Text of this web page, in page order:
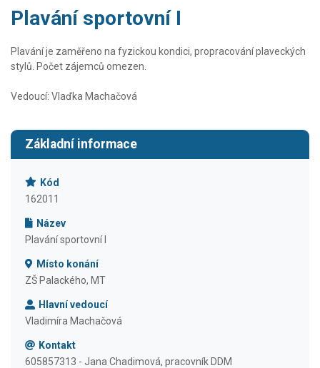
Plavání sportovní I
Plavání je zaměřeno na fyzickou kondici, propracování plaveckých
stylů. Počet zájemců omezen.
Vedoucí: Vlaďka Machačová
Základní informace
Kód
162011
Název
Plavání sportovní I
Místo konání
ZŠ Palackého, MT
Hlavní vedoucí
Vladimíra Machačová
Kontakt
605857313 - Jana Chadimová, pracovník DDM